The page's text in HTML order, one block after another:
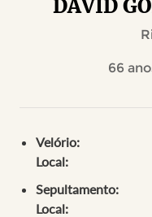
DAVID
66
Velório:
Local:
Sepultamento:
Local: